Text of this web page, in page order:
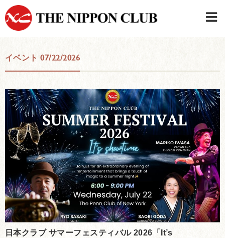
イベント 07/22/2026
日本クラブ サマーフェスティバル 2026「It’s
JAPANESE
日本クラブメンバーログイン
連絡先・駐車場
はじめてご利用の方はこちら
›